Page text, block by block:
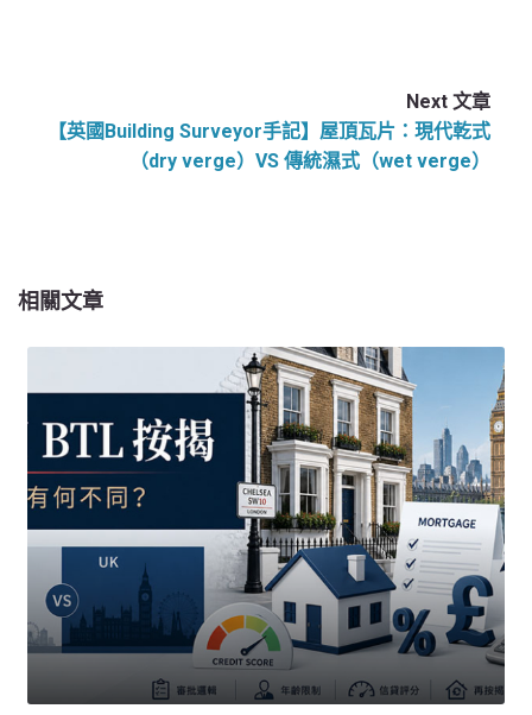
Next 文章
【英國Building Surveyor手記】屋頂瓦片：現代乾式
（dry verge）VS 傳統濕式（wet verge）
相關文章